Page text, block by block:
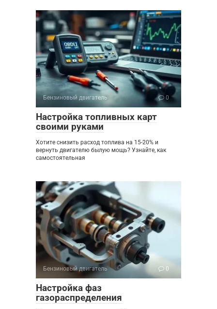
Бензиновый двигатель 0
Настройка топливных карт
своими руками
Хотите снизить расход топлива на 15-20% и
вернуть двигателю былую мощь? Узнайте, как
самостоятельная
Бензиновый двигатель 0
Настройка фаз
газораспределения